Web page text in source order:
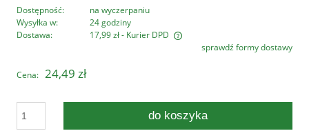
Dostępność:
na wyczerpaniu
Wysyłka w:
24 godziny
Dostawa:
17,99 zł- Kurier DPD
Cena nie zawiera ewentualnych kosztów płatnościsprawdź formy dostawy
Cena: 24,49 zł
do koszyka